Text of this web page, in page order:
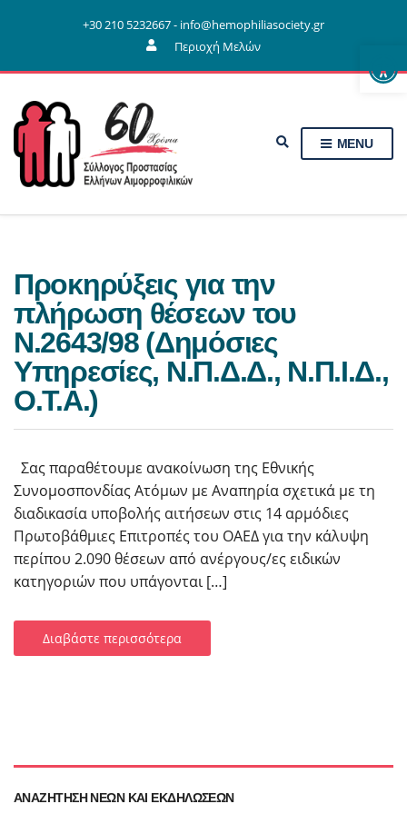
+30 210 5232667 - info@hemophiliasociety.gr
Περιοχή Μελών
E
d
h
f
r
m
MENU
Προκηρύξεις για την
πλήρωση θέσεων του
Ν.2643/98 (Δημόσιες
Υπηρεσίες, Ν.Π.Δ.Δ., Ν.Π.Ι.Δ.,
Ο.Τ.Α.)
Σας παραθέτουμε ανακοίνωση της Εθνικής
Συνομοσπονδίας Ατόμων με Αναπηρία σχετικά με τη
διαδικασία υποβολής αιτήσεων στις 14 αρμόδιες
Πρωτοβάθμιες Επιτροπές του ΟΑΕΔ για την κάλυψη
περίπου 2.090 θέσεων από ανέργους/ες ειδικών
κατηγοριών που υπάγονται […]
Διαβάστε περισσότερα
ΑΝΑΖΉΤΗΣΗ ΝΈΩΝ ΚΑΙ ΕΚΔΗΛΏΣΕΩΝ